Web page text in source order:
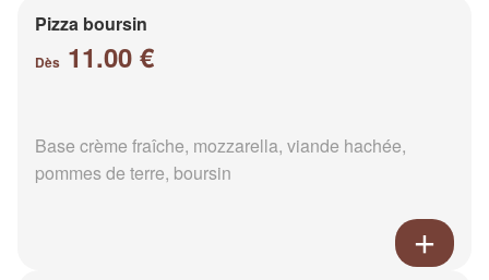
Pizza boursin
Dès 11.00 €
Base crème fraîche, mozzarella, viande hachée,
pommes de terre, boursin